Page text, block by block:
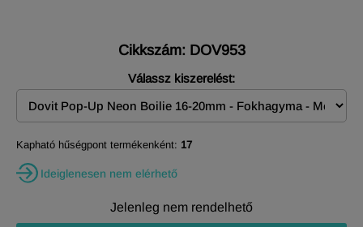
Cikkszám: DOV953
Válassz kiszerelést:
Kapható hűségpont termékenként: 17
Ideiglenesen nem elérhető
Jelenleg nem rendelhető